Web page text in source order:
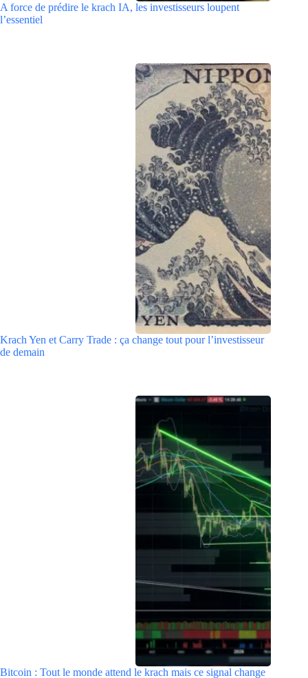
A force de prédire le krach IA, les investisseurs loupent
l’essentiel
Krach Yen et Carry Trade : ça change tout pour l’investisseur
de demain
Bitcoin : Tout le monde attend le krach mais ce signal change